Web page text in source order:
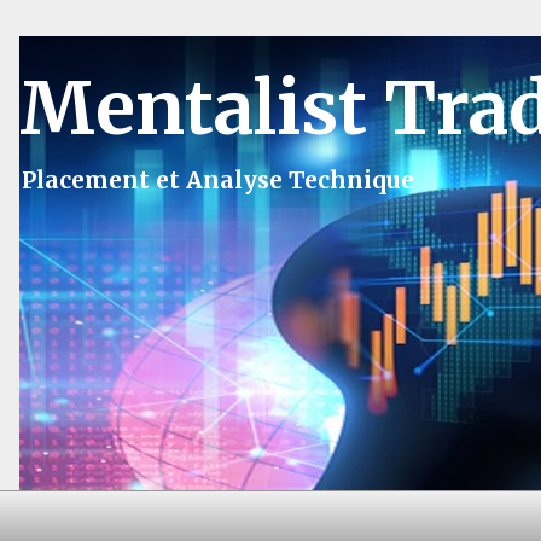
Mentalist
Placement et Analyse Technique